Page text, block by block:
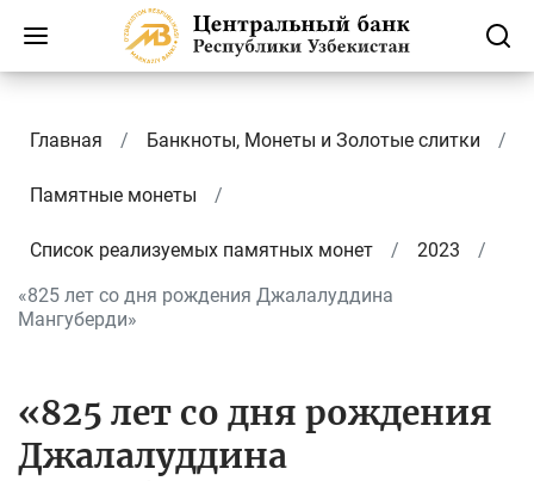
Главная Банкноты, Монеты и Золотые слитки
Памятные монеты
Список реализуемых памятных монет
2023
«825 лет со дня рождения Джалалуддина
Мангуберди»
«825 лет со дня рождения
Джалалуддина